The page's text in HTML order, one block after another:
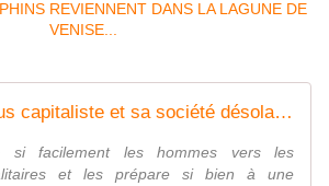
★ Contre le virus capitaliste et sa société désolante - Socialisme libertaire
si facilement les hommes vers les
et les prépare si bien à une